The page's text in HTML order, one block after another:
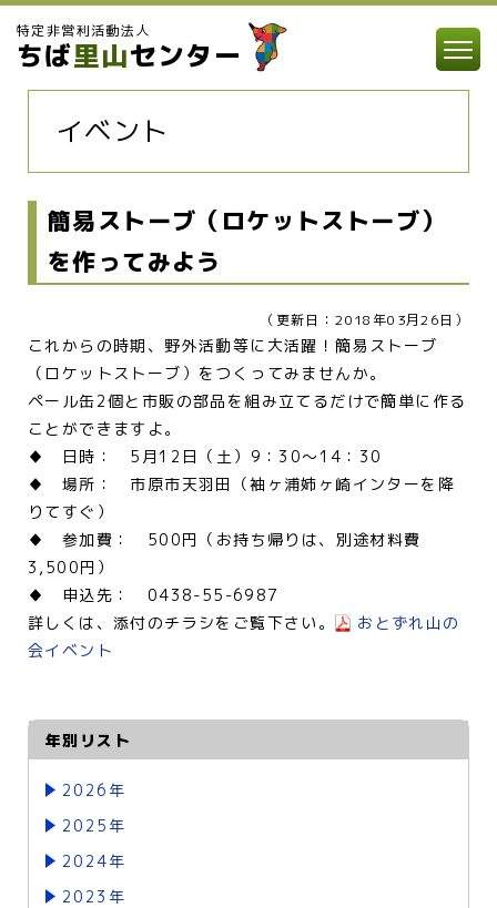
特定非営利活動法人
ちば里山センター
イベント
簡易ストーブ（ロケットストーブ）
を作ってみよう
（更新日：2018年03月26日）
これからの時期、野外活動等に大活躍！簡易ストーブ
（ロケットストーブ）をつくってみませんか。
ペール缶2個と市販の部品を組み立てるだけで簡単に作る
ことができますよ。
♦ 日時： 5月12日（土）9：30～14：30
♦ 場所： 市原市天羽田（袖ヶ浦姉ヶ崎インターを降
りてすぐ）
♦ 参加費： 500円（お持ち帰りは、別途材料費
3,500円）
♦ 申込先： 0438-55-6987
詳しくは、添付のチラシをご覧下さい。
おとずれ山の
会イベント
年別リスト
2026年
2025年
2024年
2023年